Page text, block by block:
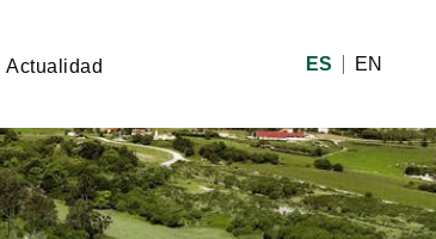
Actualidad ES EN